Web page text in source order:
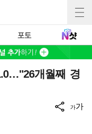
포토
개월째 경
가가